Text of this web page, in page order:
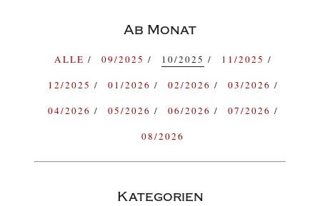
Ab Monat
ALLE 09/2025 10/2025
11/2025
12/2025
01/2026 02/2026
03/2026
04/2026
05/2026 06/2026
07/2026
08/2026
Kategorien